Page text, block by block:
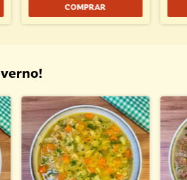
COMPRAR